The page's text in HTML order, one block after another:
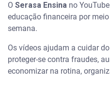
O Serasa Ensina no
educação financeira por
semana.
Os vídeos ajudam a cuidar
proteger-se contra fraudes,
economizar na rotina,